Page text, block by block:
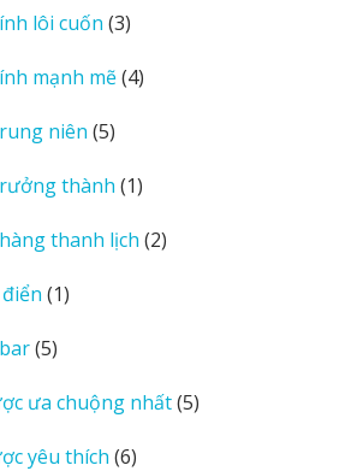
phẩm
lôi cuốn 33
phẩm
mạnh mẽ 44
niên 55
phẩm
thành 11
phẩm
thanh lịch 22
11
55
phẩm
ưa chuộng nhất 55
yêu thích 66